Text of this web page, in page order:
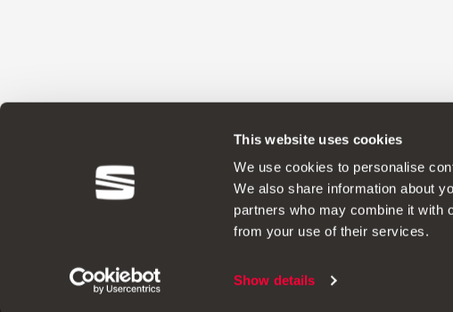
This website uses cookies
We use cookies to personalise
We also share information about
partners who may combine it with
from your use of their services.
Show details
ACCESSORI ORIGINALI - SEAT applica